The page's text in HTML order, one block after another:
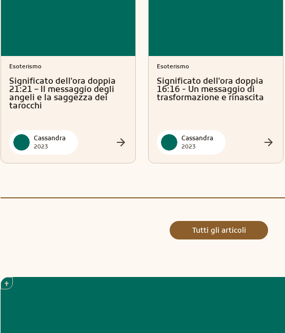
Esoterismo
Significato dell'ora doppia
21:21 – Il messaggio degli
angeli e la saggezza dei
tarocchi
Cassandra
2023
Esoterismo
Significato dell'ora doppia
16:16 - Un messaggio di
trasformazione e rinascita
Cassandra
2023
Tutti gli articoli